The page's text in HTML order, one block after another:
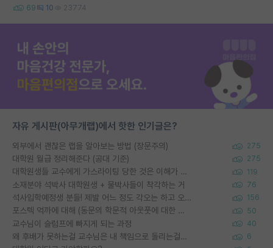
69 10 23774
자유 게시판(아무개랩)에서 핫한 인기글은?
외부에서 괜찮은 랩을 알아보는 방법 (장문주의) 275
대학원 월급 정리해준다 (공대 기준) 275
대학원생들 교수에게 가스라이팅 당한 것은 이해가 갑니다. 안타깝네요. 119
소재분야 석박사 대학원생 + 물박사들이 착각하는 거 76
석사입학예정생 분들! 제발 어느 정도 각오는 하고 오세요. 156
포스텍 억까에 대해 (동문의 학문적 아웃풋에 대한 반박) 50
교수님이 슬럼프에 빠지게 되는 과정 40
왜 후배가 못하는걸 교수님은 내 책임으로 돌리는걸까요? 6